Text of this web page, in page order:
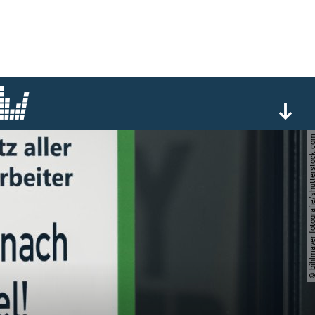
© bihlmayer